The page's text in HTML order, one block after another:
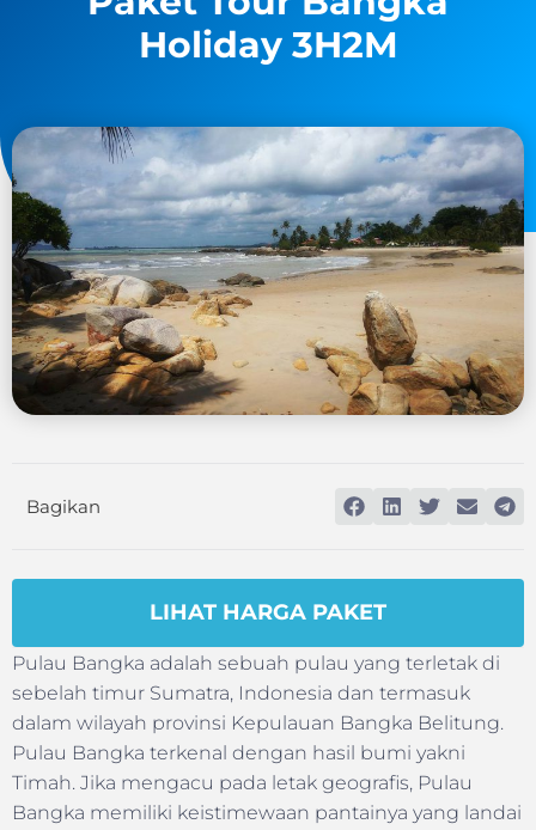
Holiday 3H2M
Bagikan
LIHAT HARGA PAKET
Pulau Bangka adalah sebuah pulau yang terletak di
sebelah timur Sumatra, Indonesia dan termasuk
dalam wilayah provinsi Kepulauan Bangka Belitung.
Pulau Bangka terkenal dengan hasil bumi yakni
Timah. Jika mengacu pada letak geografis, Pulau
Bangka memiliki keistimewaan pantainya yang landai